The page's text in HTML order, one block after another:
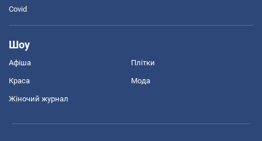
Covid
Шоу
Афіша Плітки
Краса Мода
Жіночий журнал